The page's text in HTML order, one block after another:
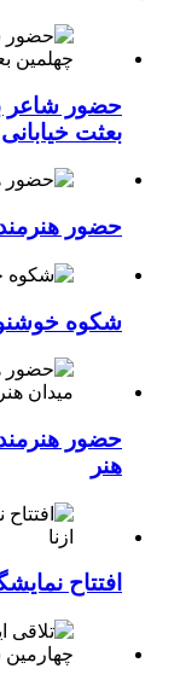
حضور شاعر
بعثت خیابانی
حضور
شکوه
حضور
هنر
افتتاح